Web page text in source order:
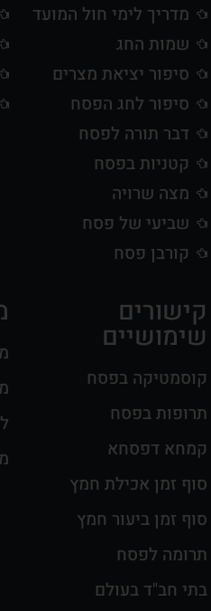
מדריך לימי חול המועד
שמות החג
סיפור יציאת מצרים
סיפור לחג הפסח
דבר תורה לפסח
קטניות בפסח
מצה שרויה
שביעי של פסח
קורבן פסח
קישורים
שימושיים
קוסמטיקה בפסח
תרופות בפסח
קמחא דפסחא
סוף זמן אכילת חמץ
סוף זמן ביעור חמץ
תרומה לפסח
בתי חב"ד בעולם